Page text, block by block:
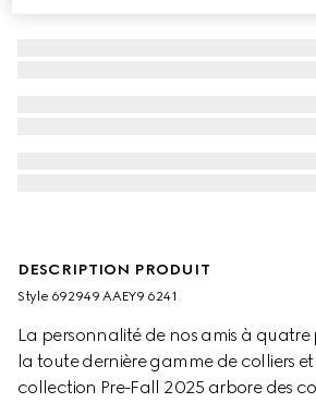
DESCRIPTION PRODUIT
Style ‎692949 AAEY9 6241
La personnalité de nos amis à quatre
la toute dernière gamme de colliers et
collection Pre-Fall 2025 arbore des